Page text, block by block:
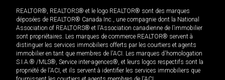
REALTOR®, REALTORS® et le logo REALTOR® sont des marques
déposées de REALTOR® Canada Inc., une compagnie dont la National
Association of REALTORS® et l'Association canadienne de l’immobilier
sont propriétaires. Les marques de commerce REALTOR® servent à
distinguer les services immobiliers offerts par les courtiers et agents
immobilier en tant que membres de l'ACI. Les marques d'homologation
S.I.A.® /MLS®, Service inter-agences®, et leurs logos respectifs sont la
propriété de l'ACI, et ils servent à identifier les services immobiliers que